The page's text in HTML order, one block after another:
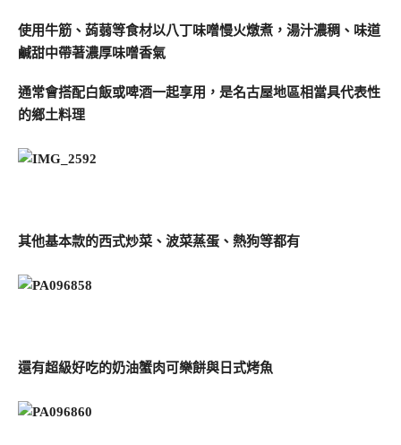
使用牛筋、蒟蒻等食材以八丁味噌慢火燉煮，湯汁濃稠、味道
鹹甜中帶著濃厚味噌香氣
通常會搭配白飯或啤酒一起享用，是名古屋地區相當具代表性
的鄉土料理
其他基本款的西式炒菜、波菜蒸蛋、熱狗等都有
還有超級好吃的奶油蟹肉可樂餅與日式烤魚